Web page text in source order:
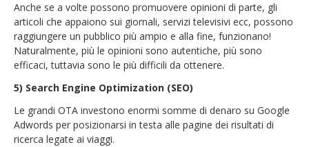
Anche se a volte possono promuovere opinioni di parte, gli
articoli che appaiono sui giornali, servizi televisivi ecc, possono
raggiungere un pubblico più ampio e alla fine, funzionano!
Naturalmente, più le opinioni sono autentiche, più sono
efficaci, tuttavia sono le più difficili da ottenere.
5) Search Engine Optimization (SEO)
Le grandi OTA investono enormi somme di denaro su Google
Adwords per posizionarsi in testa alle pagine dei risultati di
ricerca legate ai viaggi.